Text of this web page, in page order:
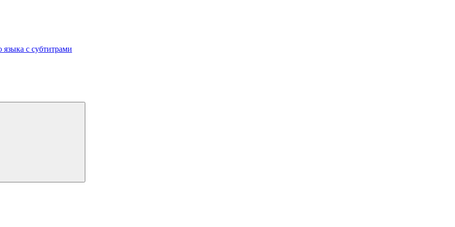
с субтитрами